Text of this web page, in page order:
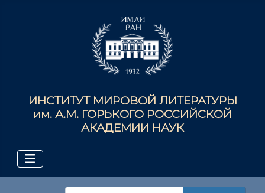
ИНСТИТУТ МИРОВОЙ ЛИТЕРАТУРЫ
им. А.М. ГОРЬКОГО РОССИЙСКОЙ
АКАДЕМИИ НАУК